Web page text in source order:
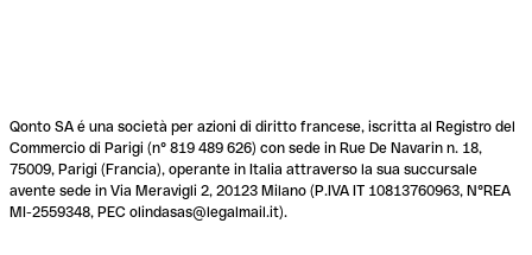
Qonto SA é una società per azioni di diritto francese, iscritta al Registro del
Commercio di Parigi (n° 819 489 626) con sede in Rue De Navarin n. 18,
75009, Parigi (Francia), operante in Italia attraverso la sua succursale
avente sede in Via Meravigli 2, 20123 Milano (P.IVA IT 10813760963, N°REA
MI-2559348, PEC olindasas@legalmail.it).